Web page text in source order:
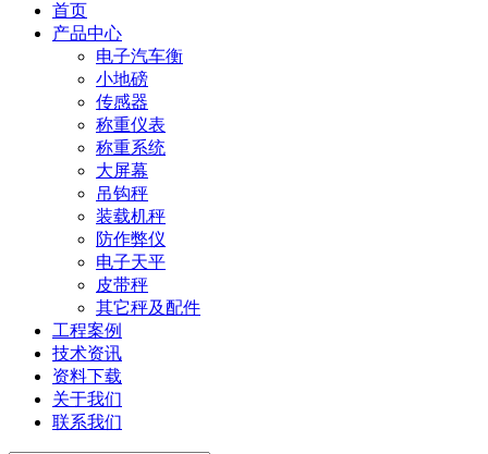
首页
产品中心
电子汽车衡
小地磅
传感器
称重仪表
称重系统
大屏幕
吊钩秤
装载机秤
防作弊仪
电子天平
皮带秤
其它秤及配件
工程案例
技术资讯
资料下载
关于我们
联系我们